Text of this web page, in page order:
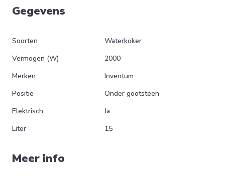
Gegevens
Soorten
Waterkoker
Vermogen (W)
2000
Merken
Inventum
Positie
Onder gootsteen
Elektrisch
Ja
Liter
15
Meer info